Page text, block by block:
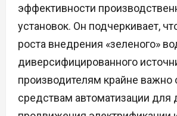
эффективности
установок. Он подчеркивает,
роста внедрения «зеленого»
диверсифицированного
производителям крайне важно
средствам автоматизации для